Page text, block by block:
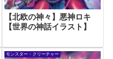
【北欧の神々】悪神ロキ
【世界の神話イラスト】
モンスター・クリーチャー